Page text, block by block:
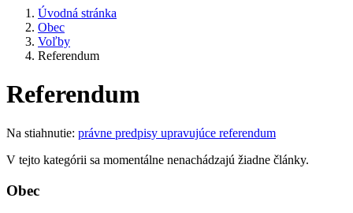
Úvodná stránka
Obec
Voľby
Referendum
Referendum
Na stiahnutie: právne predpisy upravujúce referendum
V tejto kategórii sa momentálne nenachádzajú žiadne články.
Obec